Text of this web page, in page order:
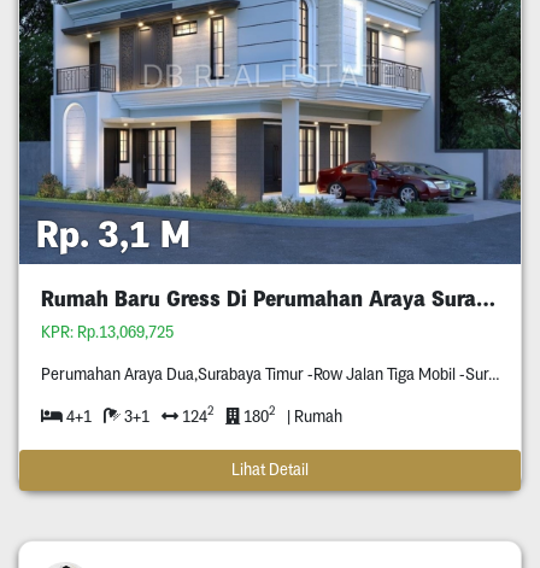
Rp. 3,1 M
Rumah Baru Gress Di Perumahan Araya Surabaya
KPR: Rp.13,069,725
Perumahan Araya Dua,Surabaya Timur -Row Jalan Tiga Mobil -Surat Shm -Hook (Hadap Selatan & Barat)
4+1 3+1 1242 1802 | Rumah
Lihat Detail